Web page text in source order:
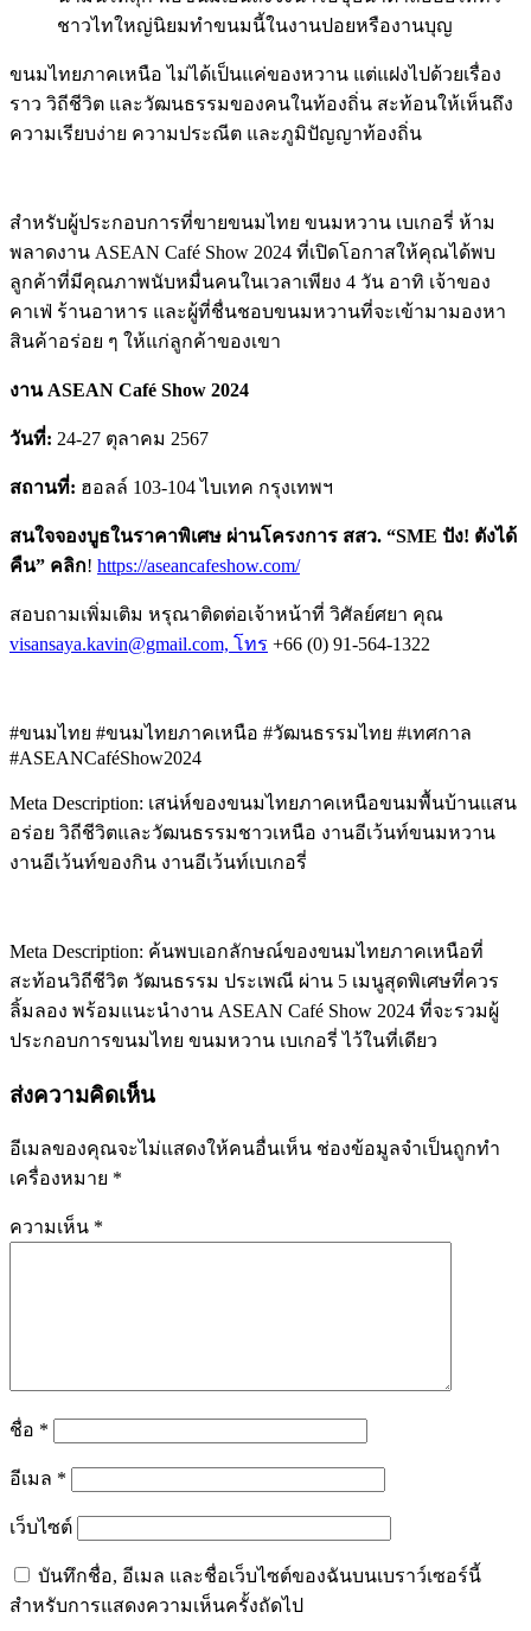
ชาวไทใหญ่นิยมทำขนมนี้ในงานปอยหรืองานบุญ
ขนมไทยภาคเหนือ ไม่ได้เป็นแค่ของหวาน แต่แฝงไปด้วยเรื่อง
ราว วิถีชีวิต และวัฒนธรรมของคนในท้องถิ่น สะท้อนให้เห็นถึง
ความเรียบง่าย ความประณีต และภูมิปัญญาท้องถิ่น
สำหรับผู้ประกอบการที่ขายขนมไทย ขนมหวาน เบเกอรี่ ห้าม
พลาดงาน ASEAN Café Show 2024 ที่เปิดโอกาสให้คุณได้พบ
ลูกค้าที่มีคุณภาพนับหมื่นคนในเวลาเพียง 4 วัน อาทิ เจ้าของ
คาเฟ่ ร้านอาหาร และผู้ที่ชื่นชอบขนมหวานที่จะเข้ามามองหา
สินค้าอร่อย ๆ ให้แก่ลูกค้าของเขา
งาน ASEAN Café Show 2024
วันที่: 24-27 ตุลาคม 2567
สถานที่: ฮอลล์ 103-104 ไบเทค กรุงเทพฯ
สนใจจองบูธในราคาพิเศษ ผ่านโครงการ สสว. “SME ปัง! ตังได้
คืน” คลิก! https://aseancafeshow.com/
สอบถามเพิ่มเติม หรุณาติดต่อเจ้าหน้าที่ วิศัลย์ศยา คุณ
visansaya.kavin@gmail.com, โทร +66 (0) 91-564-1322
#ขนมไทย #ขนมไทยภาคเหนือ #วัฒนธรรมไทย #เทศกาล
#ASEANCaféShow2024
Meta Description: เสน่ห์ของขนมไทยภาคเหนือขนมพื้นบ้านแสน
อร่อย วิถีชีวิตและวัฒนธรรมชาวเหนือ งานอีเว้นท์ขนมหวาน
งานอีเว้นท์ของกิน งานอีเว้นท์เบเกอรี่
Meta Description: ค้นพบเอกลักษณ์ของขนมไทยภาคเหนือที่
สะท้อนวิถีชีวิต วัฒนธรรม ประเพณี ผ่าน 5 เมนูสุดพิเศษที่ควร
ลิ้มลอง พร้อมแนะนำงาน ASEAN Café Show 2024 ที่จะรวมผู้
ประกอบการขนมไทย ขนมหวาน เบเกอรี่ ไว้ในที่เดียว
ส่งความคิดเห็น
อีเมลของคุณจะไม่แสดงให้คนอื่นเห็น ช่องข้อมูลจำเป็นถูกทำ
เครื่องหมาย *
ความเห็น *
ชื่อ *
อีเมล *
เว็บไซต์
บันทึกชื่อ, อีเมล และชื่อเว็บไซต์ของฉันบนเบราว์เซอร์นี้
สำหรับการแสดงความเห็นครั้งถัดไป